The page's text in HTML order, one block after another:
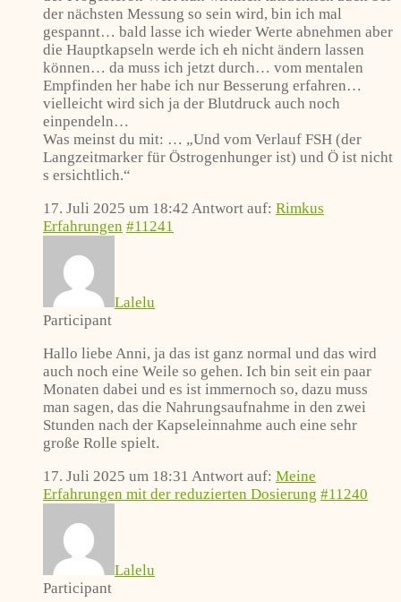
der nächsten Messung so sein wird, bin ich mal
gespannt… bald lasse ich wieder Werte abnehmen aber
die Hauptkapseln werde ich eh nicht ändern lassen
können… da muss ich jetzt durch… vom mentalen
Empfinden her habe ich nur Besserung erfahren…
vielleicht wird sich ja der Blutdruck auch noch
einpendeln…
Was meinst du mit: … „Und vom Verlauf FSH (der
Langzeitmarker für Östrogenhunger ist) und Ö ist nicht
s ersichtlich.“
17. Juli 2025 um 18:42 Antwort auf: Rimkus
Erfahrungen #11241
Lalelu
Participant
Hallo liebe Anni, ja das ist ganz normal und das wird
auch noch eine Weile so gehen. Ich bin seit ein paar
Monaten dabei und es ist immernoch so, dazu muss
man sagen, das die Nahrungsaufnahme in den zwei
Stunden nach der Kapseleinnahme auch eine sehr
große Rolle spielt.
17. Juli 2025 um 18:31 Antwort auf: Meine
Erfahrungen mit der reduzierten Dosierung #11240
Lalelu
Participant